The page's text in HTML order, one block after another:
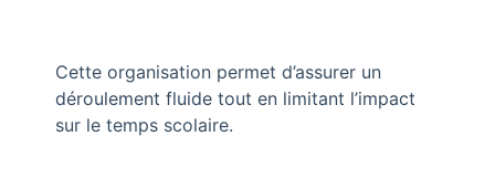
Cette organisation permet d’assurer un
déroulement fluide tout en limitant l’impact
sur le temps scolaire.